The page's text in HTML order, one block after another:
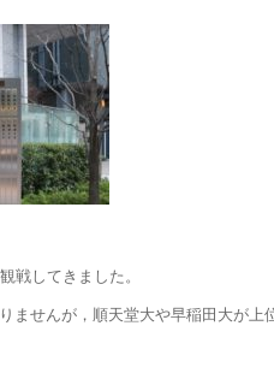
戦してきました。
ませんが，順天堂大や早稲田大が上